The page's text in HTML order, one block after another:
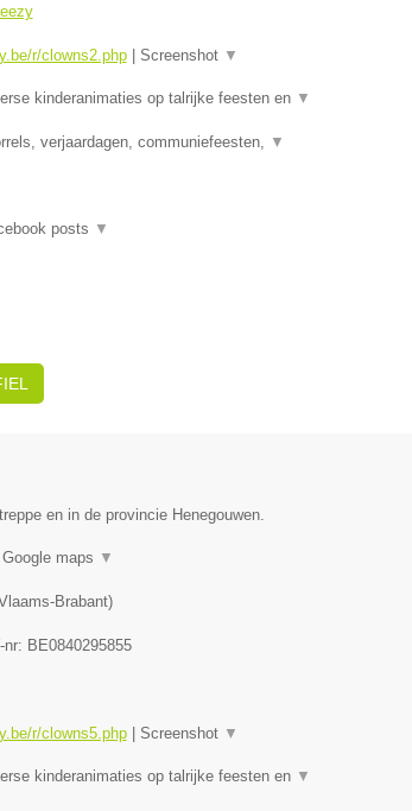
r/clowns2.php| Screenshot ▼
kinderanimaties op talrijke feesten en ▼
verjaardagen, communiefeesten, ▼
posts ▼
en in de provincie Henegouwen.
Google maps ▼
Brabant)
nr: BE0840295855
r/clowns5.php| Screenshot ▼
kinderanimaties op talrijke feesten en ▼